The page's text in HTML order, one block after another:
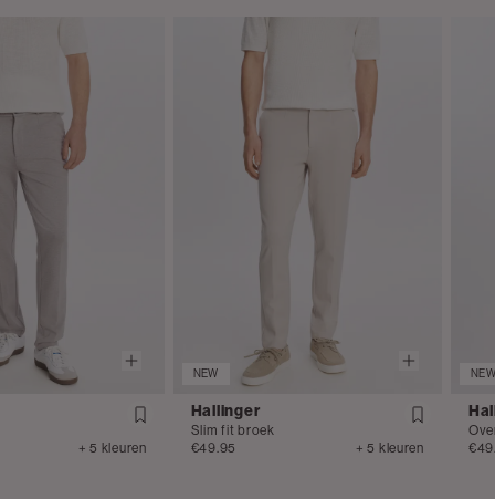
+ 5 kleuren
NEW
Hallinger
Slim fit broek
€49.95
+ 5 kleuren
NEW